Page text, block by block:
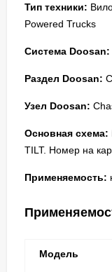
Тип техники:
Powered Trucks
Система Doosan:
Раздел Doosan:
Узел Doosan:
Основная схема:
TILT. Номер на
Применяемость:
Модель